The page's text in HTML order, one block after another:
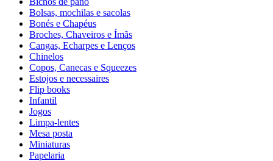
Bolsas, mochilas e sacolas
Bonés e Chapéus
Broches, Chaveiros e Ímãs
Cangas, Echarpes e Lenços
Chinelos
Copos, Canecas e Squeezes
Estojos e necessaires
Flip books
Infantil
Jogos
Limpa-lentes
Mesa posta
Miniaturas
Papelaria